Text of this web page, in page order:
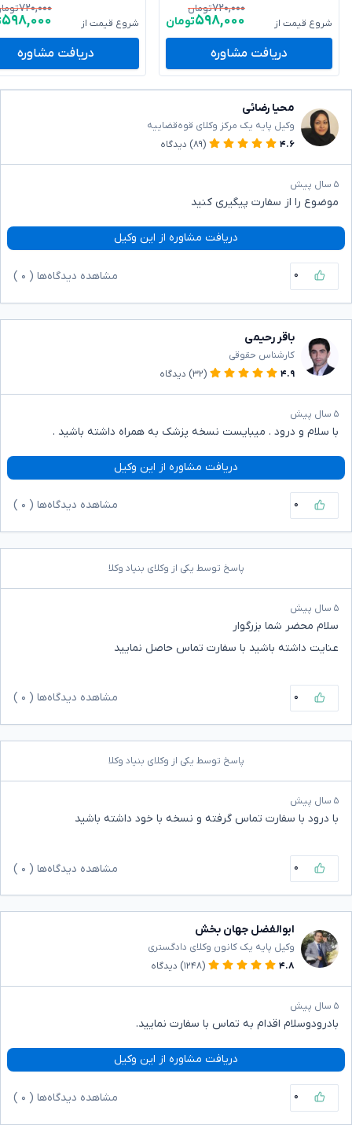
شروع قیمت از
۷۲۰,۰۰۰تومان
۵۹۸,۰۰۰تومان
دریافت مشاوره
شروع قیمت از
۷۲۰,۰۰۰
۵۹۸,۰۰۰
دریافت مشاوره
محیا رضائی
وکیل پایه یک مرکز وکلای قوه‌قضاییه
۴.۶
(۸۹) دیدگاه
۵ سال پیش
موضوع را از سفارت پیگیری کنید
دریافت مشاوره از این وکیل
۰ مشاهده دیدگاه‌ها ( ۰
باقر رحیمی
کارشناس حقوقی
۴.۹
(۳۲) دیدگاه
۵ سال پیش
با سلام و درود . میبایست نسخه پزشک به همراه داشته باشید .
دریافت مشاوره از این وکیل
۰ مشاهده دیدگاه‌ها ( ۰
پاسخ توسط یکی از وکلای بنیاد وکلا
۵ سال پیش
سلام محضر شما بزرگوار
عنایت داشته باشید با سفارت تماس حاصل نمایید
۰ مشاهده دیدگاه‌ها ( ۰
پاسخ توسط یکی از وکلای بنیاد وکلا
۵ سال پیش
با درود با سفارت تماس گرفته و نسخه با خود داشته باشید
۰ مشاهده دیدگاه‌ها ( ۰
ابوالفضل جهان بخش
وکیل پایه یک کانون وکلای دادگستری
۴.۸
(۱۲۴۸) دیدگاه
۵ سال پیش
بادرودوسلام اقدام به تماس با سفارت نمایید.
دریافت مشاوره از این وکیل
۰ مشاهده دیدگاه‌ها ( ۰